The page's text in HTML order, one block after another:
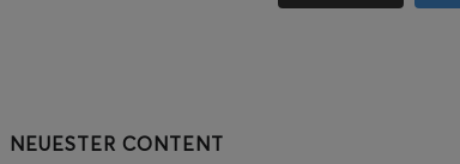
NEUESTER CONTENT